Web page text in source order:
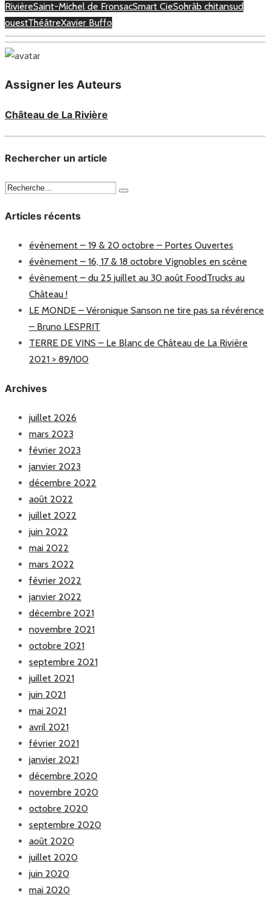
RivièreSaint-Michel de FronsacSmart CieSohrâb chitansud
ouestThéâtreXavier Buffo
Assigner les Auteurs
Château de La Rivière
Rechercher un article
Articles récents
évènement – 19 & 20 octobre – Portes Ouvertes
évènement – 16, 17 & 18 octobre Vignobles en scène
évènement – du 25 juillet au 30 août FoodTrucks au
Château !
LE MONDE – Véronique Sanson ne tire pas sa révérence
– Bruno LESPRIT
TERRE DE VINS – Le Blanc de Château de La Rivière
2021 > 89/100
Archives
juillet 2026
mars 2023
février 2023
janvier 2023
décembre 2022
août 2022
juillet 2022
juin 2022
mai 2022
mars 2022
février 2022
janvier 2022
décembre 2021
novembre 2021
octobre 2021
septembre 2021
juillet 2021
juin 2021
mai 2021
avril 2021
février 2021
janvier 2021
décembre 2020
novembre 2020
octobre 2020
septembre 2020
août 2020
juillet 2020
juin 2020
mai 2020